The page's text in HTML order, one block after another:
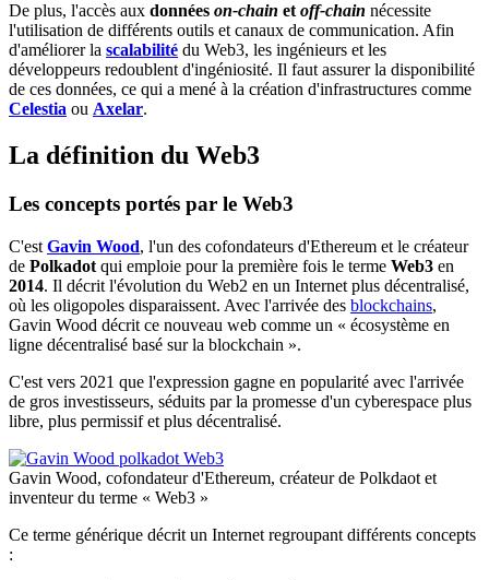
De plus, l'accès aux données on-chain et off-chain nécessite
l'utilisation de différents outils et canaux de communication. Afin
d'améliorer la scalabilité du Web3, les ingénieurs et les
développeurs redoublent d'ingéniosité. Il faut assurer la disponibilité
de ces données, ce qui a mené à la création d'infrastructures comme
Celestia ou Axelar.
La définition du Web3
Les concepts portés par le Web3
C'est Gavin Wood, l'un des cofondateurs d'Ethereum et le créateur
de Polkadot qui emploie pour la première fois le terme Web3 en
2014. Il décrit l'évolution du Web2 en un Internet plus décentralisé,
où les oligopoles disparaissent. Avec l'arrivée des blockchains,
Gavin Wood décrit ce nouveau web comme un « écosystème en
ligne décentralisé basé sur la blockchain ».
C'est vers 2021 que l'expression gagne en popularité avec l'arrivée
de gros investisseurs, séduits par la promesse d'un cyberespace plus
libre, plus permissif et plus décentralisé.
Gavin Wood, cofondateur d'Ethereum, créateur de Polkdaot et
inventeur du terme « Web3 »
Ce terme générique décrit un Internet regroupant différents concepts
: